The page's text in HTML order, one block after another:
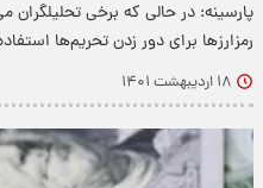
پارسینه: در حالی که برخی
رمزارز‌ها برای دور زدن تحریم‌ها
۱۸ اردیبهشت ۱۴۰۱